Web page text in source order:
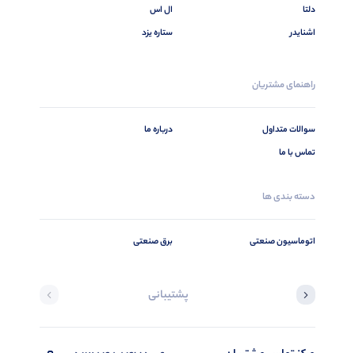
دلتا
اشنایدر
ال اس
ستاره یزد
راهنمای مشتریان
سوالات متداول
تماس با ما
درباره ما
دسته بندی ها
اتوماسیون صنعتی برق صنعتی
پشتیبانی